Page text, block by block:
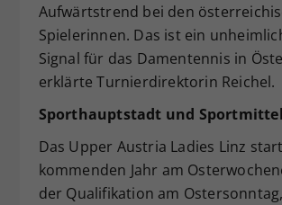
Aufwärtstrend bei den
Spielerinnen. Das ist ein
Signal für das Damentennis in
erklärte Turnierdirektorin Reichel.
Sporthauptstadt und
Das Upper Austria Ladies Linz
kommenden Jahr am
der Qualifikation am